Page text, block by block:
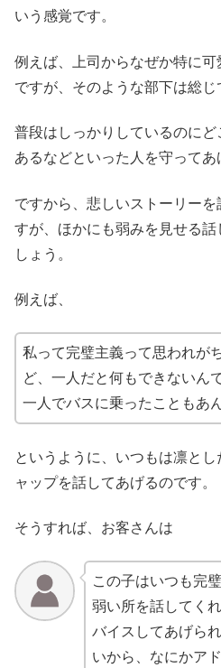
いう感覚です。
例えば、上司からなぜか特に
ですが、そのような部下は総じ
普段はしっかりしているのに
あるなどといった人を守ってあ
ですから、悲しいストーリー
すが、ほかにも弱みを見せる
しょう。
例えば、
私って完璧主義って思われが
ど、一人だと何もできないん
一人でバスに乗ったこともあ
というように、いつもは凛と
ャップを話してあげるのです。
そうすれば、お客さんは
この子はいつも完
弱い所を話してく
バイスしてあげら
いから、なにかア